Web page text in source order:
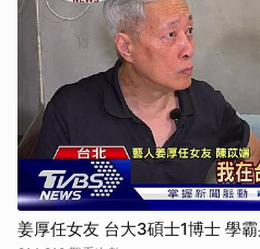
步驟 6： 撒上蔥花即可。
小撇步
雞腿肉可先撒上少許鹽、胡椒醃
略過醃漬步驟，直接按上太白粉下
若對該食譜有任何疑問，請到原始文
完整食譜這邊看：
酸甜可口好開胃！
台灣最大料理生活平台iCook 愛料理
iCook LINE 官方帳號
姜厚任女友 台大3碩士1博士 學